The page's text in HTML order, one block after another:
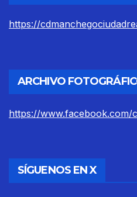
https://
ARCHIVO
https://www.facebook.com/
SÍGUENOS EN X